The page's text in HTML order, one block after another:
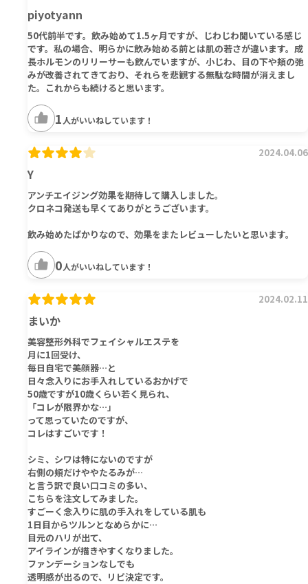
piyotyann
50代前半です。飲み始めて1.5ヶ月ですが、じわじわ聞いている感じ
です。私の場合、明らかに飲み始める前とは肌の若さが違います。成
長ホルモンのリリーサーも飲んでいますが、小じわ、目の下や頬の弛
みが改善されてきており、それらを悲観する無駄な時間が消えまし
た。これからも続けると思います。
1 人がいいねしています！
Y
2024.04.06
アンチエイジング効果を期待して購入しました。
クロネコ発送も早くてありがとうございます。
飲み始めたばかりなので、効果をまたレビューしたいと思います。
0人がいいねしています！
まいか
2024.02.11
美容整形外科でフェイシャルエステを
月に1回受け、
毎日自宅で美顔器…と
日々念入りにお手入れしているおかげで
50歳ですが10歳くらい若く見られ、
「コレが限界かな…」
って思っていたのですが、
コレはすごいです！
シミ、シワは特にないのですが
右側の頬だけややたるみが…
と言う訳で良い口コミの多い、
こちらを注文してみました。
すごーく念入りに肌の手入れをしている肌も
1日目からツルンとなめらかに…
目元のハリが出て、
アイラインが描きやすくなりました。
ファンデーションなしでも
透明感が出るので、リピ決定です。